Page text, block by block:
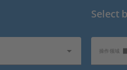
Select
操作领域